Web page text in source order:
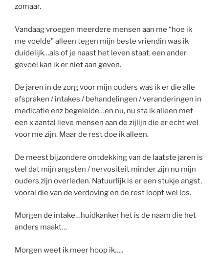
zomaar.
Vandaag vroegen meerdere mensen aan me “hoe ik
me voelde” alleen tegen mijn beste vriendin was ik
duidelijk…als of je naast het leven staat, een ander
gevoel kan ik er niet aan geven.
De jaren in de zorg voor mijn ouders was ik er die alle
afspraken / intakes / behandelingen / veranderingen in
medicatie enz begeleide…en nu, nu sta ik alleen met
een x aantal lieve mensen aan de zijlijn die er echt wel
voor me zijn. Maar de rest doe ik alleen.
De meest bijzondere ontdekking van de laatste jaren is
wel dat mijn angsten / nervositeit minder zijn nu mijn
ouders zijn overleden. Natuurlijk is er een stukje angst,
vooral die van de verdoving en de rest loopt wel los.
Morgen de intake…huidkanker het is de naam die het
anders maakt…
Morgen weet ik meer hoop ik…..